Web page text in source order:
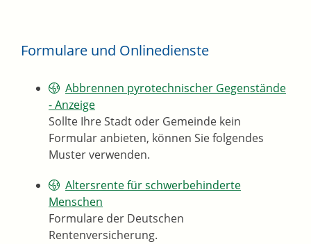
Formulare und Onlinedienste
Abbrennen pyrotechnischer Gegenstände
- Anzeige
Sollte Ihre Stadt oder Gemeinde kein
Formular anbieten, können Sie folgendes
Muster verwenden.
Altersrente für schwerbehinderte
Menschen
Formulare der Deutschen
Rentenversicherung.